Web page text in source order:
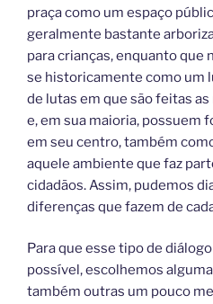
praça como um espaço
geralmente bastante
para crianças, enquanto que
se historicamente como um
de lutas em que são feitas
e, em sua maioria, possuem
em seu centro, também
aquele ambiente que faz
cidadãos. Assim, pudemos
diferenças que fazem de
Para que esse tipo de
possível, escolhemos
também outras um pouco